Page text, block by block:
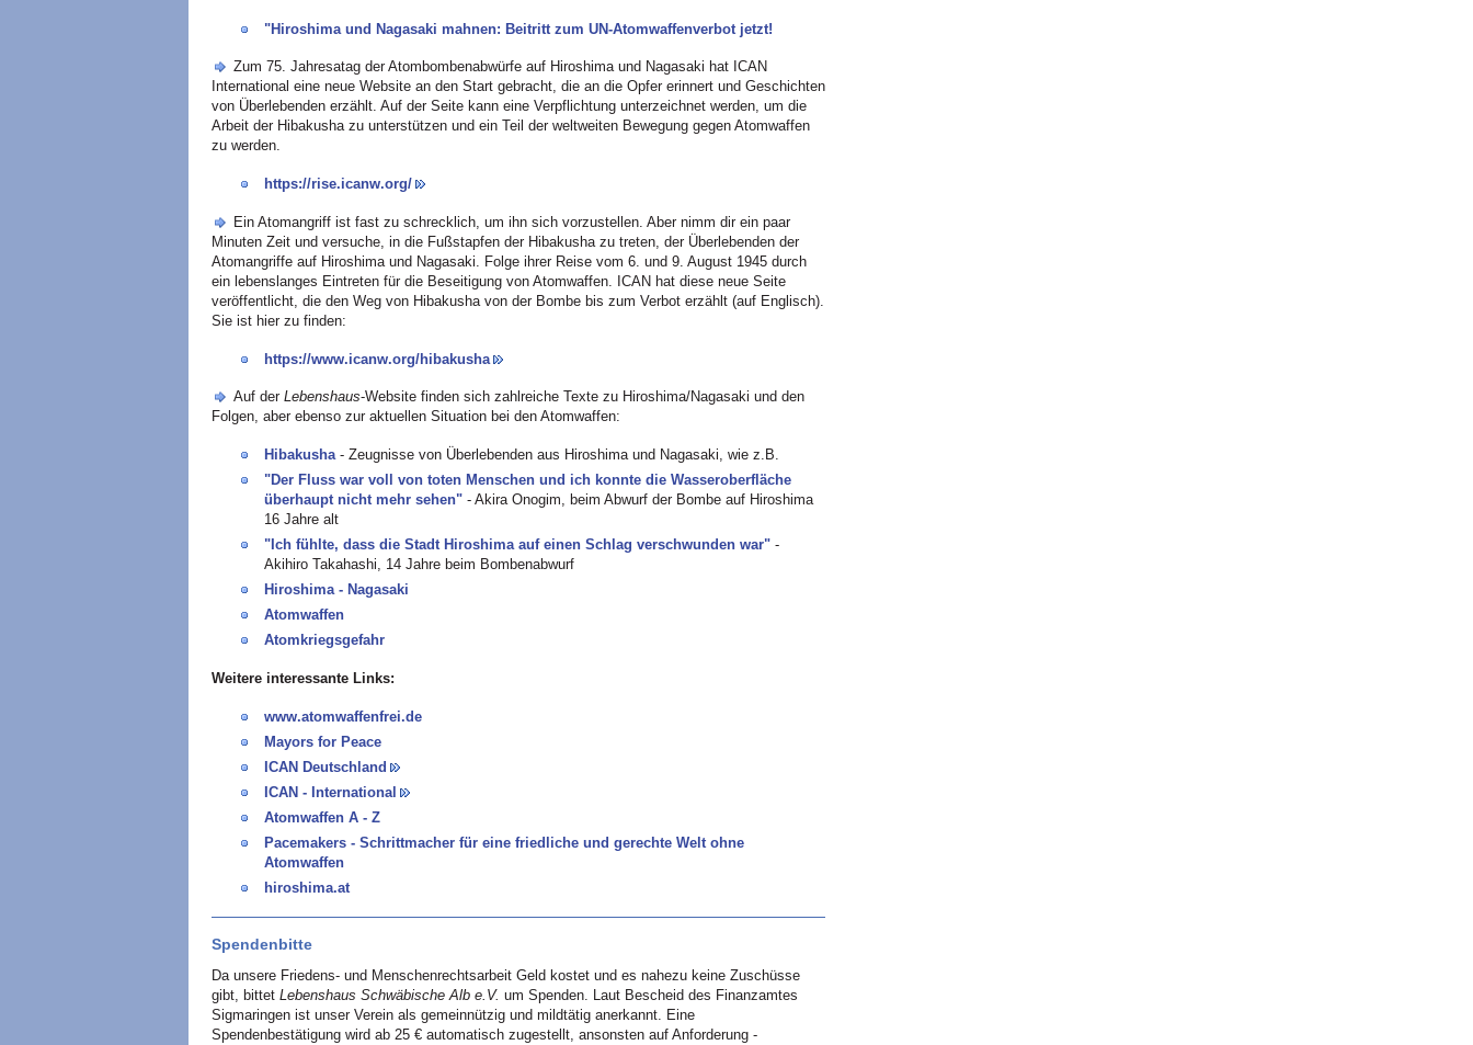
"Hiroshima und Nagasaki mahnen: Beitritt zum UN-Atomwaffenverbot jetzt!
Zum 75. Jahresatag der Atombombenabwürfe auf Hiroshima und Nagasaki hat ICAN
International eine neue Website an den Start gebracht, die an die Opfer erinnert und Geschichten
von Überlebenden erzählt. Auf der Seite kann eine Verpflichtung unterzeichnet werden, um die
Arbeit der Hibakusha zu unterstützen und ein Teil der weltweiten Bewegung gegen Atomwaffen
zu werden.
https://rise.icanw.org/
Ein Atomangriff ist fast zu schrecklich, um ihn sich vorzustellen. Aber nimm dir ein paar
Minuten Zeit und versuche, in die Fußstapfen der Hibakusha zu treten, der Überlebenden der
Atomangriffe auf Hiroshima und Nagasaki. Folge ihrer Reise vom 6. und 9. August 1945 durch
ein lebenslanges Eintreten für die Beseitigung von Atomwaffen. ICAN hat diese neue Seite
veröffentlicht, die den Weg von Hibakusha von der Bombe bis zum Verbot erzählt (auf Englisch).
Sie ist hier zu finden:
https://www.icanw.org/hibakusha
Auf der Lebenshaus-Website finden sich zahlreiche Texte zu Hiroshima/Nagasaki und den
Folgen, aber ebenso zur aktuellen Situation bei den Atomwaffen:
Hibakusha - Zeugnisse von Überlebenden aus Hiroshima und Nagasaki, wie z.B.
"Der Fluss war voll von toten Menschen und ich konnte die Wasseroberfläche
überhaupt nicht mehr sehen" - Akira Onogim, beim Abwurf der Bombe auf Hiroshima
16 Jahre alt
"Ich fühlte, dass die Stadt Hiroshima auf einen Schlag verschwunden war" -
Akihiro Takahashi, 14 Jahre beim Bombenabwurf
Hiroshima - Nagasaki
Atomwaffen
Atomkriegsgefahr
Weitere interessante Links:
www.atomwaffenfrei.de
Mayors for Peace
ICAN Deutschland
ICAN - International
Atomwaffen A - Z
Pacemakers - Schrittmacher für eine friedliche und gerechte Welt ohne
Atomwaffen
hiroshima.at
Spendenbitte
Da unsere Friedens- und Menschenrechtsarbeit Geld kostet und es nahezu keine Zuschüsse
gibt, bittet Lebenshaus Schwäbische Alb e.V. um Spenden. Laut Bescheid des Finanzamtes
Sigmaringen ist unser Verein als gemeinnützig und mildtätig anerkannt. Eine
Spendenbestätigung wird ab 25 € automatisch zugestellt, ansonsten auf Anforderung -